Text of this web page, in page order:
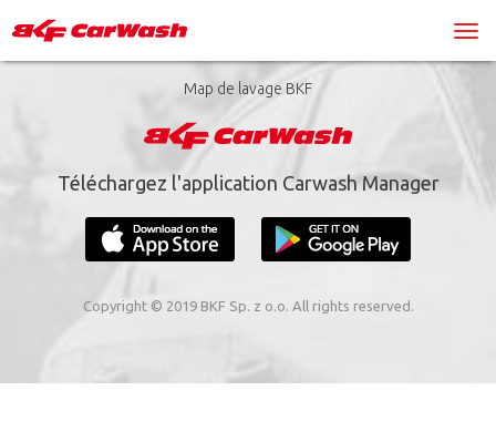
Map de lavage BKF
Téléchargez l'application Carwash Manager
Copyright © 2019 BKF Sp. z o.o. All rights reserved.